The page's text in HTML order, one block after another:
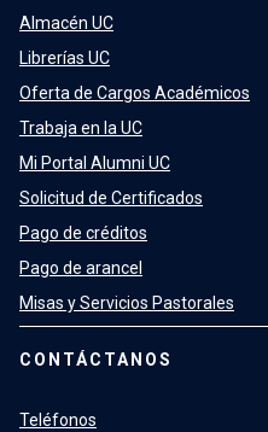
Almacén UC
Librerías UC
Oferta de Cargos Académicos
Trabaja en la UC
Mi Portal Alumni UC
Solicitud de Certificados
Pago de créditos
Pago de arancel
Misas y Servicios Pastorales
CONTÁCTANOS
Teléfonos